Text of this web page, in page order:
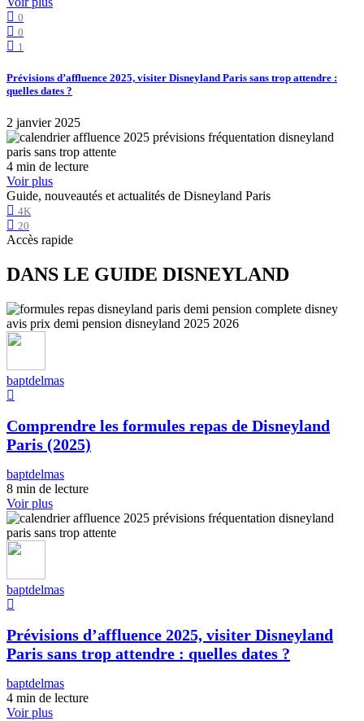
0
0
1
Prévisions d’affluence 2025, visiter Disneyland Paris sans trop attendre :
quelles dates ?
2 janvier 2025
4 min de lecture
Voir plus
Guide, nouveautés et actualités de Disneyland Paris
4K
20
Accès rapide
DANS LE GUIDE DISNEYLAND
baptdelmas
Comprendre les formules repas de Disneyland
Paris (2025)
baptdelmas
8 min de lecture
Voir plus
baptdelmas
Prévisions d’affluence 2025, visiter Disneyland
Paris sans trop attendre : quelles dates ?
baptdelmas
4 min de lecture
Voir plus